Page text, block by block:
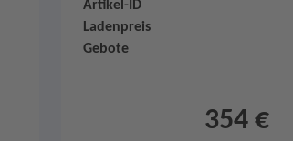
Artikel-ID
Ladenpreis
Gebote
354 €